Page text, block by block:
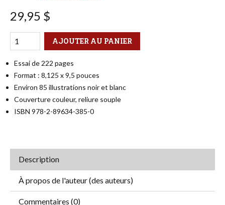
29,95 $
Qté
Format AJOUTER AU PANIER
Essai de 222 pages
Format : 8,125 x 9,5 pouces
Environ 85 illustrations noir et blanc
Couverture couleur, reliure souple
ISBN 978-2-89634-385-0
Description
À propos de l'auteur (des auteurs)
Commentaires (0)